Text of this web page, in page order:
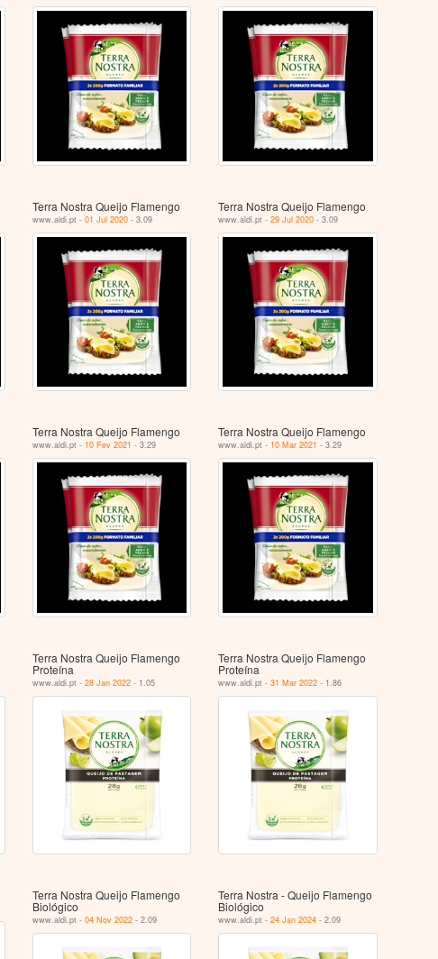
Terra Nostra Queijo Flamengo
www.aldi.pt - 01 Jul 2020- 3.09
Terra Nostra Queijo Flamengo
www.aldi.pt -29 Jul 2020 - 3.09
Terra Nostra Queijo Flamengo
www.aldi.pt - 10 Fev 2021 - 3.29
Terra Nostra Queijo Flamengo
www.aldi.pt - 10 Mar 2021 - 3.29
Terra Nostra Queijo Flamengo
Proteína
www.aldi.pt - 28 Jan 2022- 1.05
Terra Nostra Queijo Flamengo
Proteína
www.aldi.pt -31 Mar 2022 - 1.86
Terra Nostra Queijo Flamengo
Biológico
www.aldi.pt - 04 Nov 2022- 2.09
Terra Nostra - Queijo Flamengo
Biológico
www.aldi.pt -24 Jan 2024 - 2.09